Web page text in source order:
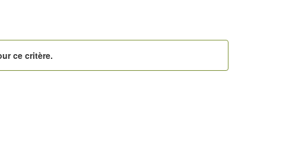
ce critère.